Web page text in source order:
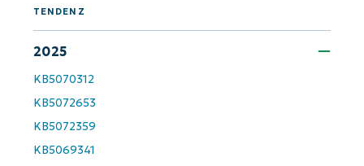
TENDENZ
2025
KB5070312
KB5072653
KB5072359
KB5069341
Starten Sie mit NinjaOne AI-gesteuerten
First
last
name*
Business